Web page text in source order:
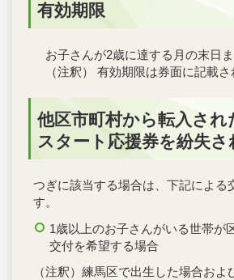
有効期限
お子さんが2歳に達する月の末日
（注釈） 有効期限は券面に記載さ
他区市町村から転入され
スタート応援券を紛失さ
つぎに該当する場合は、下記による
す。
1歳以上のお子さんがいる世帯が
交付を希望する場合
（注釈）練馬区で出生した場合およ